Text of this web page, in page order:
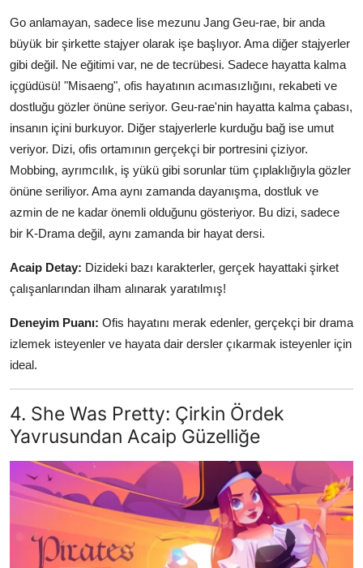
Go anlamayan, sadece lise mezunu Jang Geu-rae, bir anda
büyük bir şirkette stajyer olarak işe başlıyor. Ama diğer stajyerler
gibi değil. Ne eğitimi var, ne de tecrübesi. Sadece hayatta kalma
içgüdüsü! "Misaeng", ofis hayatının acımasızlığını, rekabeti ve
dostluğu gözler önüne seriyor. Geu-rae'nin hayatta kalma çabası,
insanın içini burkuyor. Diğer stajyerlerle kurduğu bağ ise umut
veriyor. Dizi, ofis ortamının gerçekçi bir portresini çiziyor.
Mobbing, ayrımcılık, iş yükü gibi sorunlar tüm çıplaklığıyla gözler
önüne seriliyor. Ama aynı zamanda dayanışma, dostluk ve
azmin de ne kadar önemli olduğunu gösteriyor. Bu dizi, sadece
bir K-Drama değil, aynı zamanda bir hayat dersi.
Acaip Detay: Dizideki bazı karakterler, gerçek hayattaki şirket
çalışanlarından ilham alınarak yaratılmış!
Deneyim Puanı: Ofis hayatını merak edenler, gerçekçi bir drama
izlemek isteyenler ve hayata dair dersler çıkarmak isteyenler için
ideal.
4. She Was Pretty: Çirkin Ördek
Yavrusundan Acaip Güzelliğe